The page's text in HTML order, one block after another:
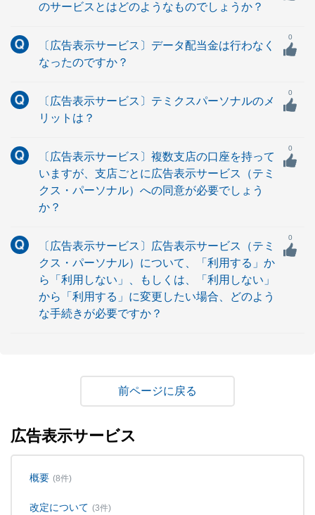
のサービスとはどのようなものでしょうか？
〔広告表示サービス〕データ配当金は行わなく
なったのですか？
0
〔広告表示サービス〕テミクスパーソナルのメ
リットは？
0
〔広告表示サービス〕複数支店の口座を持って
いますが、支店ごとに広告表示サービス（テミ
クス・パーソナル）への同意が必要でしょう
か？
0
〔広告表示サービス〕広告表示サービス（テミ
クス・パーソナル）について、「利用する」か
ら「利用しない」、もしくは、「利用しない」
から「利用する」に変更したい場合、どのよう
な手続きが必要ですか？
0
戻る
広告表示サービス
概要 (8件)
改定について (3件)